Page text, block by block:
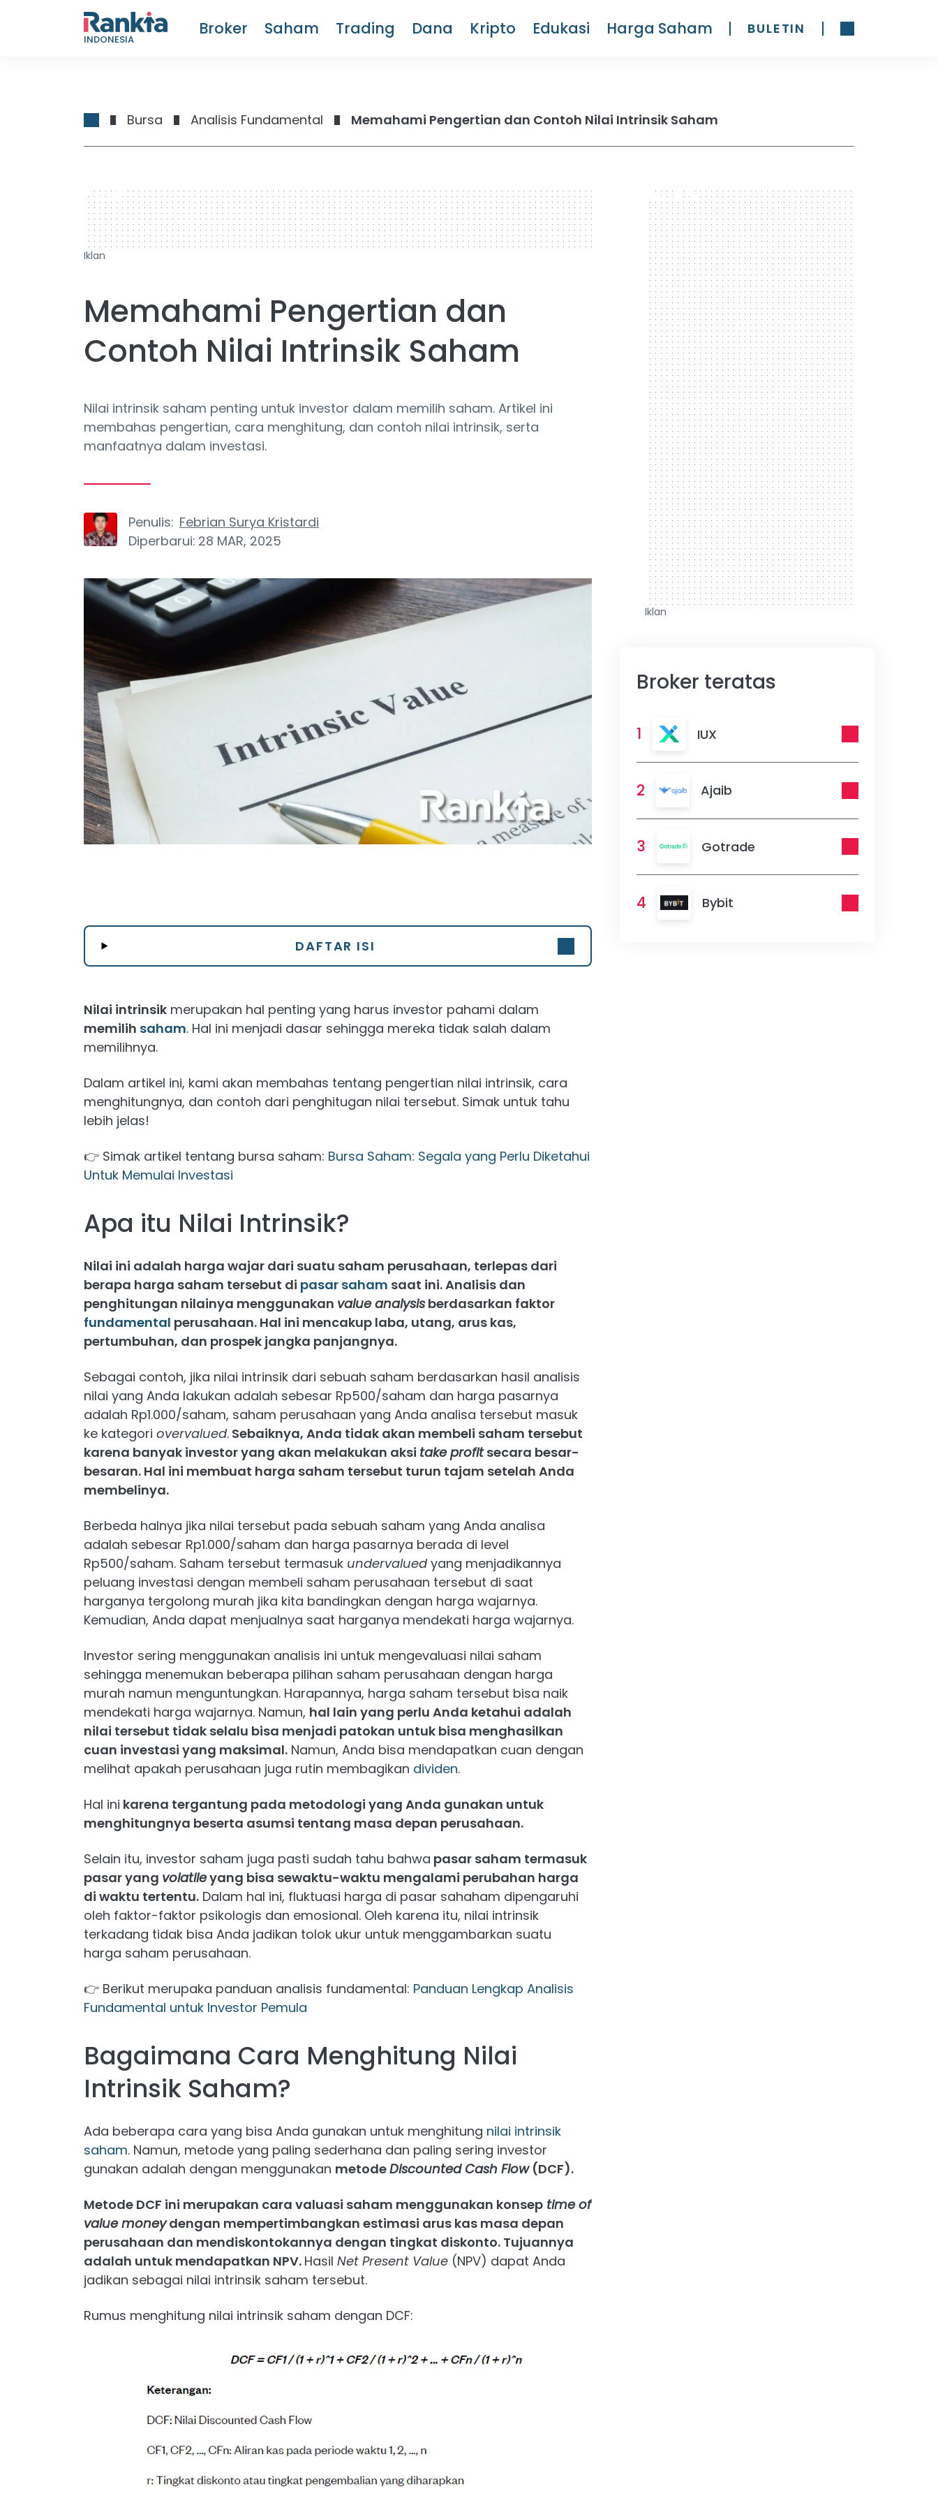
INDONESIA
Broker Saham Trading Dana Kripto Edukasi Harga Saham BULETIN
Bursa Analisis Fundamental Memahami Pengertian dan Contoh Nilai Intrinsik Saham
728 x 90
Iklan
Memahami Pengertian dan
Contoh Nilai Intrinsik Saham
Nilai intrinsik saham penting untuk investor dalam memilih saham. Artikel ini
membahas pengertian, cara menghitung, dan contoh nilai intrinsik, serta
manfaatnya dalam investasi.
Penulis: Febrian Surya Kristardi
Diperbarui: 28 MAR, 2025
DAFTAR ISI
Nilai intrinsik merupakan hal penting yang harus investor pahami dalam
memilih saham. Hal ini menjadi dasar sehingga mereka tidak salah dalam
memilihnya.
Dalam artikel ini, kami akan membahas tentang pengertian nilai intrinsik, cara
menghitungnya, dan contoh dari penghitugan nilai tersebut. Simak untuk tahu
lebih jelas!
👉 Simak artikel tentang bursa saham: Bursa Saham: Segala yang Perlu Diketahui
Untuk Memulai Investasi
Apa itu Nilai Intrinsik?
Nilai ini adalah harga wajar dari suatu saham perusahaan, terlepas dari
berapa harga saham tersebut di pasar saham saat ini. Analisis dan
penghitungan nilainya menggunakan value analysisberdasarkan faktor
fundamental perusahaan. Hal ini mencakup laba, utang, arus kas,
pertumbuhan, dan prospek jangka panjangnya.
Sebagai contoh, jika nilai intrinsik dari sebuah saham berdasarkan hasil analisis
nilai yang Anda lakukan adalah sebesar Rp500/saham dan harga pasarnya
adalah Rp1.000/saham, saham perusahaan yang Anda analisa tersebut masuk
ke kategori overvalued. Sebaiknya, Anda tidak akan membeli saham tersebut
karena banyak investor yang akan melakukan aksi take profitsecara besar-
besaran. Hal ini membuat harga saham tersebut turun tajam setelah Anda
membelinya.
Berbeda halnya jika nilai tersebut pada sebuah saham yang Anda analisa
adalah sebesar Rp1.000/saham dan harga pasarnya berada di level
Rp500/saham. Saham tersebut termasuk undervaluedyang menjadikannya
peluang investasi dengan membeli saham perusahaan tersebut di saat
harganya tergolong murah jika kita bandingkan dengan harga wajarnya.
Kemudian, Anda dapat menjualnya saat harganya mendekati harga wajarnya.
Investor sering menggunakan analisis ini untuk mengevaluasi nilai saham
sehingga menemukan beberapa pilihan saham perusahaan dengan harga
murah namun menguntungkan. Harapannya, harga saham tersebut bisa naik
mendekati harga wajarnya. Namun, hal lain yang perlu Anda ketahui adalah
nilai tersebut tidak selalu bisa menjadi patokan untuk bisa menghasilkan
cuan investasi yang maksimal. Namun, Anda bisa mendapatkan cuan dengan
melihat apakah perusahaan juga rutin membagikan dividen.
Hal ini karena tergantung pada metodologi yang Anda gunakan untuk
menghitungnya beserta asumsi tentang masa depan perusahaan.
Selain itu, investor saham juga pasti sudah tahu bahwa pasar saham termasuk
pasar yang volatileyang bisa sewaktu-waktu mengalami perubahan harga
di waktu tertentu. Dalam hal ini, fluktuasi harga di pasar sahaham dipengaruhi
oleh faktor-faktor psikologis dan emosional. Oleh karena itu, nilai intrinsik
terkadang tidak bisa Anda jadikan tolok ukur untuk menggambarkan suatu
harga saham perusahaan.
👉 Berikut merupaka panduan analisis fundamental: Panduan Lengkap Analisis
Fundamental untuk Investor Pemula
Bagaimana Cara Menghitung Nilai
Intrinsik Saham?
Ada beberapa cara yang bisa Anda gunakan untuk menghitung nilai intrinsik
saham. Namun, metode yang paling sederhana dan paling sering investor
gunakan adalah dengan menggunakan metodeDiscounted Cash Flow(DCF).
Metode DCF ini merupakan cara valuasi saham menggunakan konsep time of
value moneydengan mempertimbangkan estimasi arus kas masa depan
perusahaan dan mendiskontokannya dengan tingkat diskonto. Tujuannya
adalah untuk mendapatkan NPV. Hasil Net Present Value (NPV) dapat Anda
jadikan sebagai nilai intrinsik saham tersebut.
Rumus menghitung nilai intrinsik saham dengan DCF:
300 x 600
Iklan
Broker teratas
1 IUX
2 Ajaib
3 Gotrade
4 Bybit